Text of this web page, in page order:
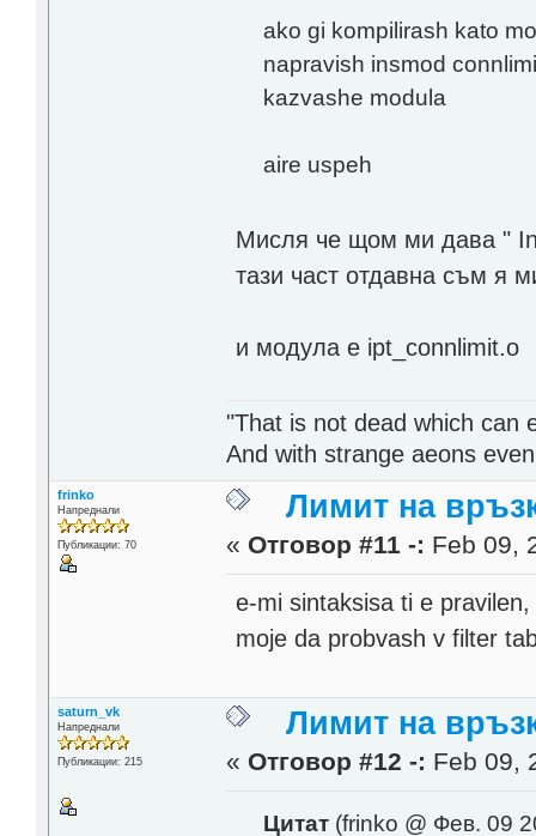
ako gi kompilirash kato
napravish insmod
kazvashe modula
aire uspeh
Мисля че щом ми дава "
тази част отдавна съм я
и модула е ipt_connlimit.o
"That is not dead which can
And with strange aeons
frinko
Напреднали
Публикации: 70
Лимит на
« Отговор #11 -: Feb 09,
e-mi sintaksisa ti e pravilen,
moje da probvash v filter
saturn_vk
Напреднали
Публикации: 215
Лимит на
« Отговор #12 -: Feb 09,
Цитат(frinko @ Фев. 09